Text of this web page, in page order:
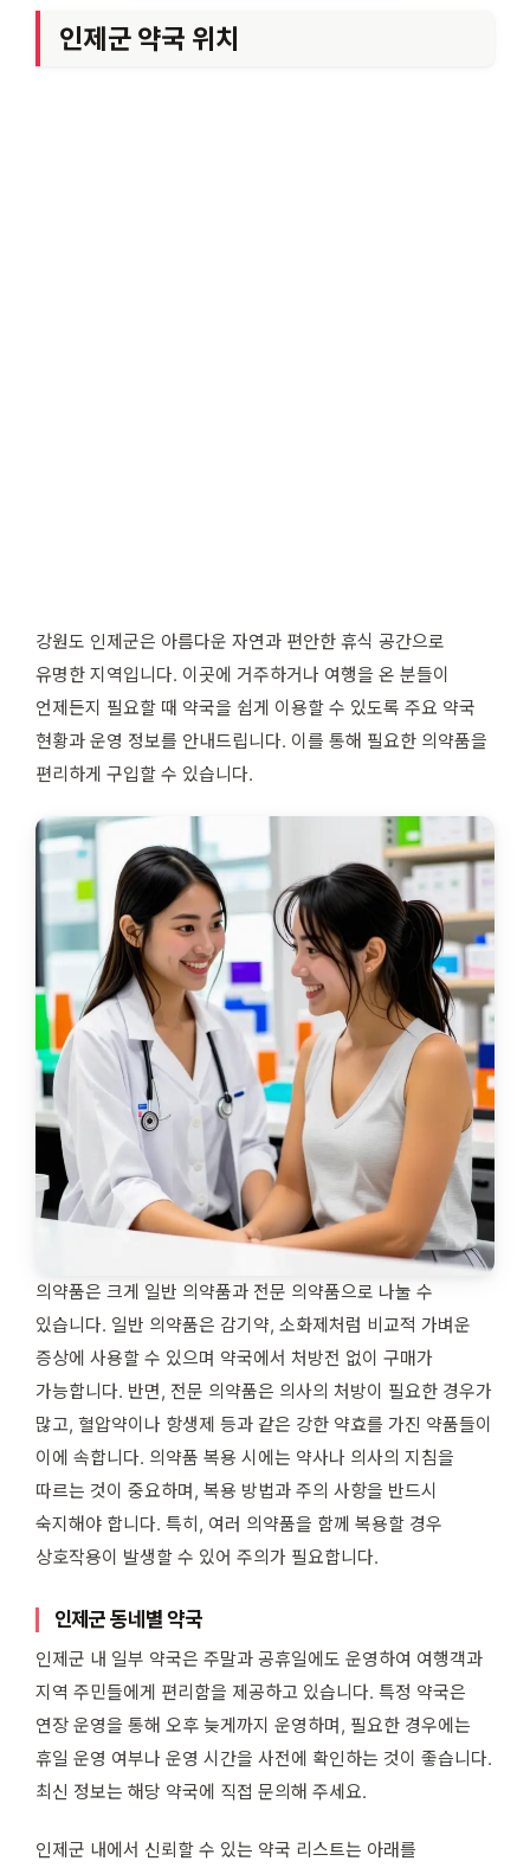
인제군 약국 위치
강원도 인제군은 아름다운 자연과 편안한 휴식 공간으로
유명한 지역입니다. 이곳에 거주하거나 여행을 온 분들이
언제든지 필요할 때 약국을 쉽게 이용할 수 있도록 주요 약국
현황과 운영 정보를 안내드립니다. 이를 통해 필요한 의약품을
편리하게 구입할 수 있습니다.
의약품은 크게 일반 의약품과 전문 의약품으로 나눌 수
있습니다. 일반 의약품은 감기약, 소화제처럼 비교적 가벼운
증상에 사용할 수 있으며 약국에서 처방전 없이 구매가
가능합니다. 반면, 전문 의약품은 의사의 처방이 필요한 경우가
많고, 혈압약이나 항생제 등과 같은 강한 약효를 가진 약품들이
이에 속합니다. 의약품 복용 시에는 약사나 의사의 지침을
따르는 것이 중요하며, 복용 방법과 주의 사항을 반드시
숙지해야 합니다. 특히, 여러 의약품을 함께 복용할 경우
상호작용이 발생할 수 있어 주의가 필요합니다.
인제군 동네별 약국
인제군 내 일부 약국은 주말과 공휴일에도 운영하여 여행객과
지역 주민들에게 편리함을 제공하고 있습니다. 특정 약국은
연장 운영을 통해 오후 늦게까지 운영하며, 필요한 경우에는
휴일 운영 여부나 운영 시간을 사전에 확인하는 것이 좋습니다.
최신 정보는 해당 약국에 직접 문의해 주세요.
인제군 내에서 신뢰할 수 있는 약국 리스트는 아래를